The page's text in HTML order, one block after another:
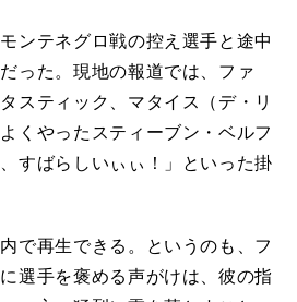
ンテネグロ戦の控え選手と途中
った。現地の報道では、ファ
スティック、マタイス（デ・リ
くやったスティーブン・ベルフ
すばらしいぃぃ！」といった掛
で再生できる。というのも、フ
選手を褒める声がけは、彼の指